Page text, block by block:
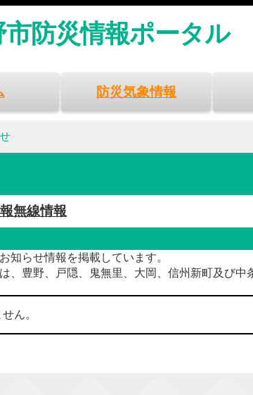
市防災情報ポータル
防災気象情報
無線情報
知らせ情報を掲載しています。
、豊野、戸隠、鬼無里、大岡、信州新町及び中
ん。